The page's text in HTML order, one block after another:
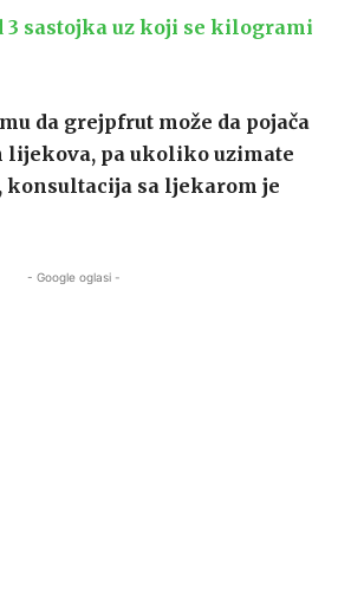
3 sastojka uz koji se kilogrami
da grejpfrut može da pojača
pa ukoliko uzimate
konsultacija sa ljekarom je
- Google oglasi -